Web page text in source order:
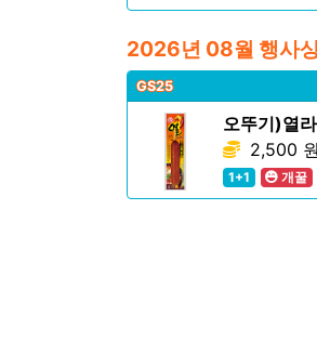
2026년 08월 행사
GS25
오뚜기)열
2,500 원
1+1
개꿀